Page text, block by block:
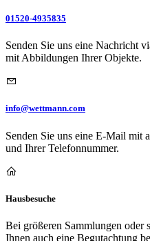
01520-4935835
Senden Sie uns eine Nachricht
mit Abbildungen Ihrer Objekte.
info@wettmann.com
Senden Sie uns eine E-Mail mit
und Ihrer Telefonnummer.
Hausbesuche
Bei größeren Sammlungen
Ihnen auch eine Begutachtung